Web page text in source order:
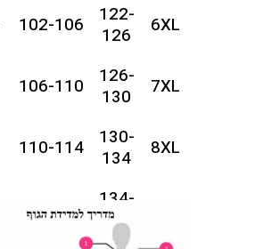
6XL
122-
126
102-106
7XL
126-
130
106-110
8XL
130-
134
110-114
134-
138
114-118